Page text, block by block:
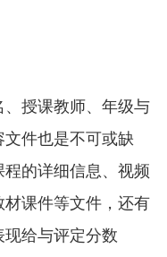
授课教师、年级与
件也是不可或缺
的详细信息、视频
课件等文件，还有
给与评定分数